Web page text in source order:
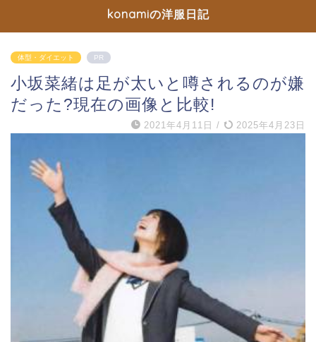
konamiの洋服日記
体型・ダイエット PR
小坂菜緒は足が太いと噂されるのが嫌
だった?現在の画像と比較!
2021年4月11日 / 2025年4月23日